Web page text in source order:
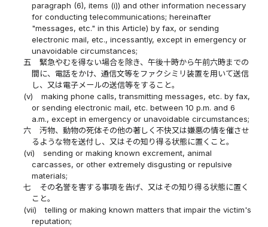
paragraph (6), items (i)) and other information necessary
for conducting telecommunications; hereinafter
"messages, etc." in this Article) by fax, or sending
electronic mail, etc., incessantly, except in emergency or
unavoidable circumstances;
五
緊急やむを得ない場合を除き、午後十時から午前六時までの
間に、電話をかけ、通信文等をファクシミリ装置を用いて送信
し、又は電子メールの送信等をすること。
(v)
making phone calls, transmitting messages, etc. by fax,
or sending electronic mail, etc. between 10 p.m. and 6
a.m., except in emergency or unavoidable circumstances;
六
汚物、動物の死体その他の著しく不快又は嫌悪の情を催させ
るような物を送付し、又はその知り得る状態に置くこと。
(vi)
sending or making known excrement, animal
carcasses, or other extremely disgusting or repulsive
materials;
七
その名誉を害する事項を告げ、又はその知り得る状態に置く
こと。
(vii)
telling or making known matters that impair the victim's
reputation;